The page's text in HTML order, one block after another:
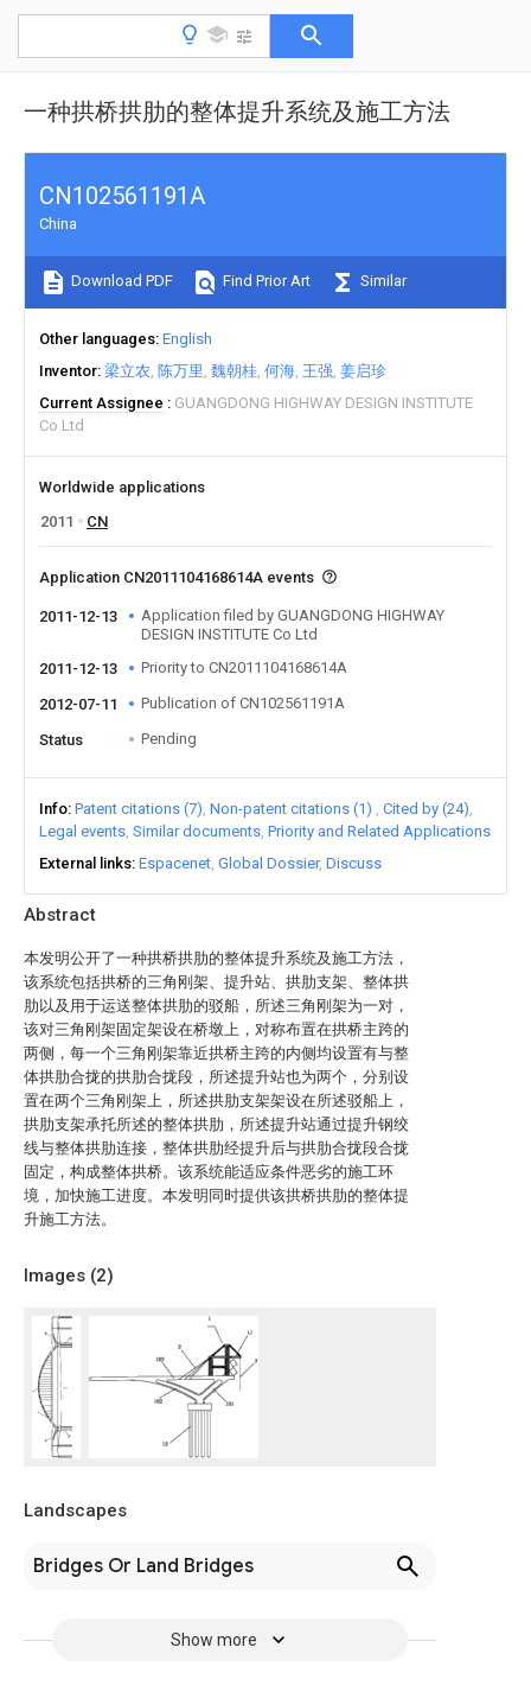
一种拱桥拱肋的整体提升系统及施工方法
Abstract
本发明公开了一种拱桥拱肋的整体提升系统及施工方法，
该系统包括拱桥的三角刚架、提升站、拱肋支架、整体拱
肋以及用于运送整体拱肋的驳船，所述三角刚架为一对，
该对三角刚架固定架设在桥墩上，对称布置在拱桥主跨的
两侧，每一个三角刚架靠近拱桥主跨的内侧均设置有与整
体拱肋合拢的拱肋合拢段，所述提升站也为两个，分别设
置在两个三角刚架上，所述拱肋支架架设在所述驳船上，
拱肋支架承托所述的整体拱肋，所述提升站通过提升钢绞
线与整体拱肋连接，整体拱肋经提升后与拱肋合拢段合拢
固定，构成整体拱桥。该系统能适应条件恶劣的施工环
境，加快施工进度。本发明同时提供该拱桥拱肋的整体提
升施工方法。
Images (2)
Landscapes
Bridges Or Land Bridges
Show more
CN102561191A
China
Download PDF Find Prior Art Similar
Other languages English
Inventor 梁立农 陈万里 魏朝桂 何海 王强 姜启珍
Current Assignee
GUANGDONG HIGHWAY DESIGN INSTITUTE
Co Ltd
Worldwide applications
2011
CN
Application CN2011104168614A events
2011-12-13
Application filed by GUANGDONG HIGHWAY
DESIGN INSTITUTE Co Ltd
2011-12-13
Priority to CN2011104168614A
2012-07-11 Publication of CN102561191A
Status Pending
Info Patent citations (7) Non-patent citations (1)
Cited by (24)
Legal events Similar documents Priority and Related Applications
External links Espacenet Global Dossier Discuss